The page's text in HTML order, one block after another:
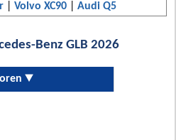
Volvo XC90 Audi Q5
Benz GLB 2026